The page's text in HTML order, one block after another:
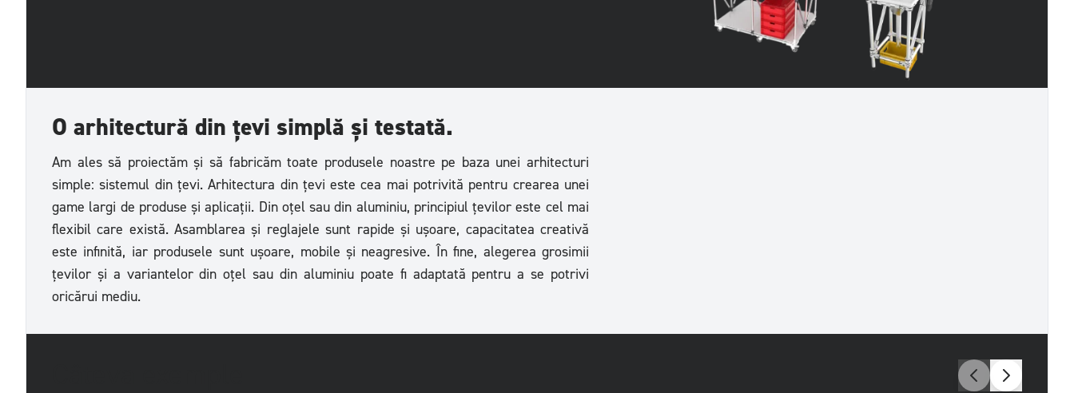
O arhitectură din țevi simplă și testată.
Am ales să proiectăm și să fabricăm toate produsele noastre pe baza unei arhitecturi
simple: sistemul din țevi. Arhitectura din țevi este cea mai potrivită pentru crearea unei
game largi de produse și aplicații. Din oțel sau din aluminiu, principiul țevilor este cel mai
flexibil care există. Asamblarea și reglajele sunt rapide și ușoare, capacitatea creativă
este infinită, iar produsele sunt ușoare, mobile și neagresive. În fine, alegerea grosimii
țevilor și a variantelor din oțel sau din aluminiu poate fi adaptată pentru a se potrivi
oricărui mediu.